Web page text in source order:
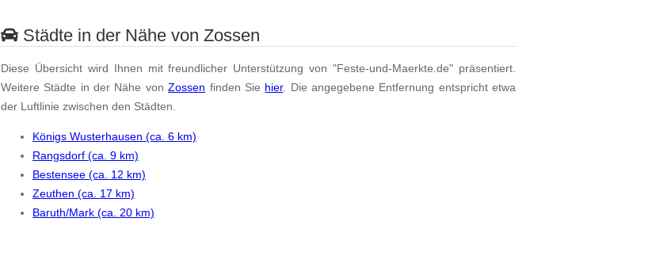
Städte in der Nähe von Zossen
Diese Übersicht wird Ihnen mit freundlicher Unterstützung von "Feste-und-Maerkte.de" präsentiert.
Weitere Städte in der Nähe vonZossen finden Sie hier. Die angegebene Entfernung entspricht etwa
der Luftlinie zwischen den Städten.
Königs Wusterhausen (ca. 6 km)
Rangsdorf (ca. 9 km)
Bestensee (ca. 12 km)
Zeuthen (ca. 17 km)
Baruth/Mark (ca. 20 km)